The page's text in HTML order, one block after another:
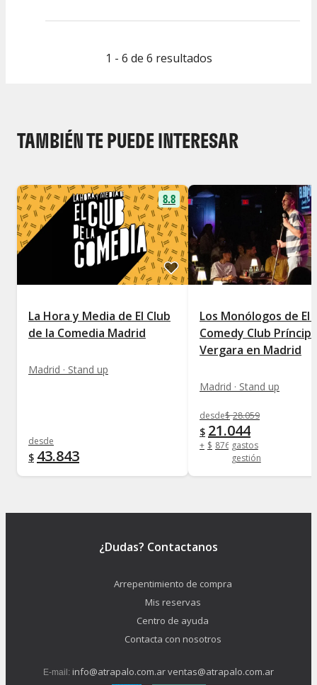
1 - 6 de 6 resultados
TAMBIÉN TE PUEDE INTERESAR
8.8
La Hora y Media de El Club
de la Comedia Madrid
Madrid · Stand up
desde
$ 43.843
Los Monólogos de El
Comedy Club
Vergara en Madrid
Madrid · Stand up
desde$ 28.059
$ 21.044
+ $ 876 gastos
gestión
¿Dudas? Contactanos
Arrepentimiento de compra
Mis reservas
Centro de ayuda
Contacta con nosotros
E-mail: info@atrapalo.com.arventas@atrapalo.com.ar